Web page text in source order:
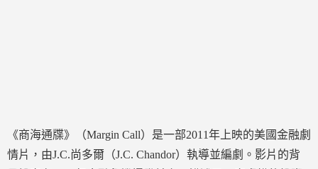
《商海通牒》（Margin Call）是一部2011年上映的美國金融劇
情片，由J.C.尚多爾（J.C. Chandor）執導並編劇。影片的背